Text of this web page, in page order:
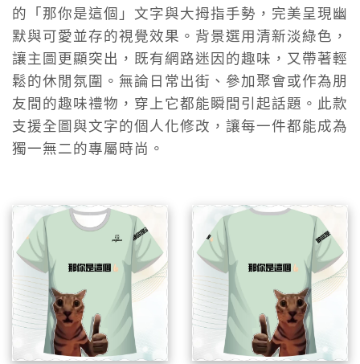
的「那你是這個」文字與大拇指手勢，完美呈現幽
默與可愛並存的視覺效果。背景選用清新淡綠色，
讓主圖更顯突出，既有網路迷因的趣味，又帶著輕
鬆的休閒氛圍。無論日常出街、參加聚會或作為朋
友間的趣味禮物，穿上它都能瞬間引起話題。此款
支援全圖與文字的個人化修改，讓每一件都能成為
獨一無二的專屬時尚。